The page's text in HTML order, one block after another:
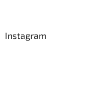
Instagram